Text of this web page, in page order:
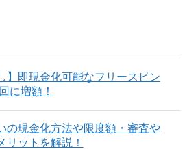
】即現金化可能なフリースピン
に増額！
の現金化方法や限度額・審査や
リットを解説！